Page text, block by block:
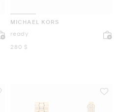
MICHAEL KORS
ready
maintenant
280 $